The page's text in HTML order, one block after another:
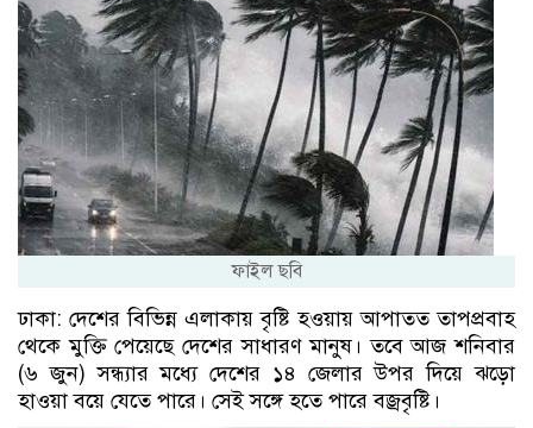
ফাইল ছবি
ঢাকা: দেশের বিভিন্ন এলাকায় বৃষ্টি হওয়ায় আপাতত তাপপ্রবাহ
থেকে মুক্তি পেয়েছে দেশের সাধারণ মানুষ। তবে আজ শনিবার
(৬ জুন) সন্ধ্যার মধ্যে দেশের ১৪ জেলার উপর দিয়ে ঝড়ো
হাওয়া বয়ে যেতে পারে। সেই সঙ্গে হতে পারে বজ্রবৃষ্টি।